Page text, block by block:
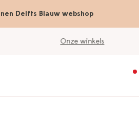
Delfts Blauw webshop